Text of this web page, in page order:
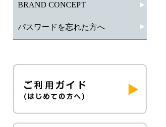
BRAND CONCEPT
パスワードを忘れた方へ